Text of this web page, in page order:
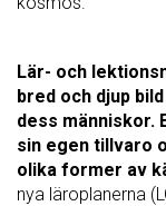
Lär- och
bred och djup
dess människor.
sin egen tillvaro
olika former av
nya läroplanerna